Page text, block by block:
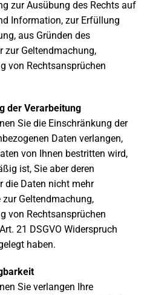
zur Ausübung des Rechts auf
Information, zur Erfüllung
aus Gründen des
zur Geltendmachung,
von Rechtsansprüchen
der Verarbeitung
Sie die Einschränkung der
Daten verlangen,
von Ihnen bestritten wird,
ist, Sie aber deren
die Daten nicht mehr
Geltendmachung,
von Rechtsansprüchen
21 DSGVO Widerspruch
haben.
Sie verlangen Ihre